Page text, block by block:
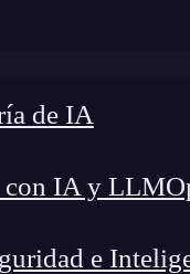
de IA
con IA y
e